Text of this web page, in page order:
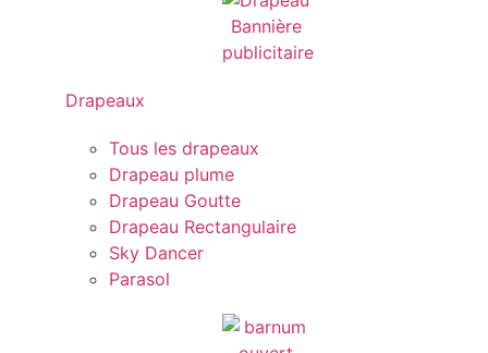
Drapeaux
Tous les drapeaux
Drapeau plume
Drapeau Goutte
Drapeau Rectangulaire
Sky Dancer
Parasol